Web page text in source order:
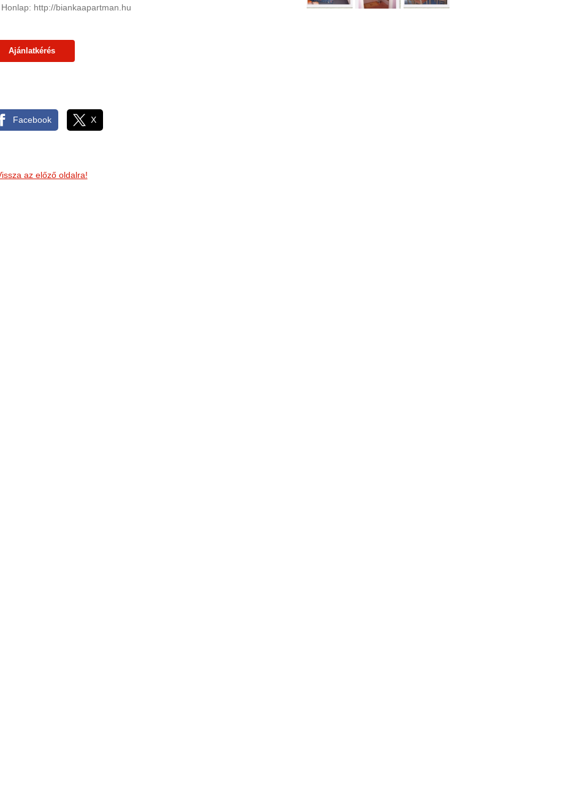
Honlap: http://biankaapartman.hu
Ajánlatkérés
Facebook X
az előző oldalra!